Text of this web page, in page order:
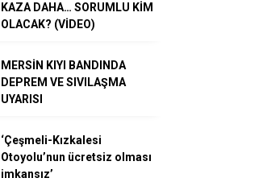
KAZA DAHA… SORUMLU KİM
OLACAK? (VİDEO)
MERSİN KIYI BANDINDA
DEPREM VE SIVILAŞMA
UYARISI
‘Çeşmeli-Kızkalesi
Otoyolu’nun ücretsiz olması
imkansız’